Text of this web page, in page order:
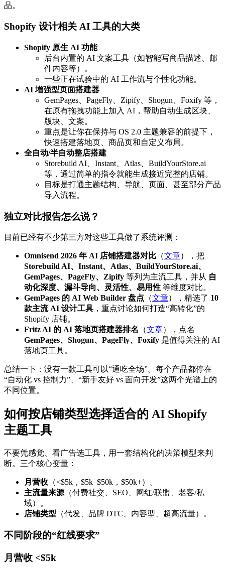
品。
Shopify 设计相关 AI 工具的大类
Shopify 原生 AI 功能
后台内置的 AI 文案工具（如智能写商品描述、邮
件内容等）。
一些正在试验中的 AI 工作流与个性化功能。
AI 增强型页面搭建器
GemPages、PageFly、Zipify、Shogun、Foxify 等，
在原有拖拽功能上加入 AI，帮助自动生成区块、
版块、文案。
重点是让你在保持与 OS 2.0 主题兼容的前提下，
快速搭建落地页、商品页和自定义布局。
全自动/半自动整店搭建
Storebuild AI、Instant、Atlas、BuildYourStore.ai
等，通过简单的指令就能生成接近完整的店铺。
目标是打通主题结构、导航、页面、甚至部分产品
导入流程。
独立对比报告怎么说？
目前已经有不少第三方对这些工具做了系统评测：
Omnisend 2026 年 AI 店铺搭建器对比 （文章），把
Storebuild AI、Instant、Atlas、BuildYourStore.ai、
GemPages、PageFly、Zipify 等列为主流工具，并从 自
动化深度、漏斗导向、灵活性、易用性 等维度对比。
GemPages 的 AI Web Builder 盘点 （文章），精选了 10
款主流 AI 设计工具 ，重点讨论如何打造“高转化”的
Shopify 店铺。
Fritz AI 的 AI 落地页搭建器排名
（文章），点名
GemPages、Shogun、PageFly、Foxify 是值得关注的 AI
落地页工具。
总结一下：没有一款工具可以“通吃全场”。每个产品都停在
“自动化 vs 控制力”、“新手友好 vs 面向开发”这两个光谱上的
不同位置。
如何按店铺类型选择适合的 AI Shopify
主题工具
不要凭感觉、看广告选工具，用一套结构化的决策模型来判
断。三个核心变量：
月营收 （<$5k，$5k–$50k，$50k+）。
主流量来源 （付费社交、SEO、网红/联盟、老客/私
域）。
店铺类型 （代发、品牌 DTC、内容型、超高流量）。
不同阶段的“红线要求”
月营收 <$5k